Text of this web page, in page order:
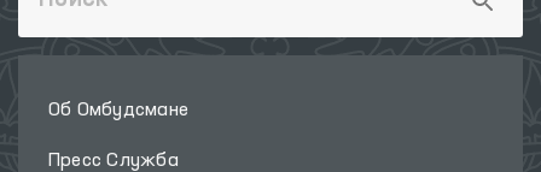
Об Омбудсмане
Пресс Служба